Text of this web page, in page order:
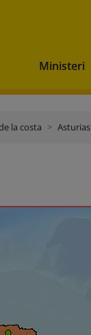
Ministeri
la costa Asturias